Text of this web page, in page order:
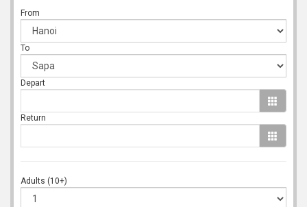
From
To
Depart
Return
Adults (10+)